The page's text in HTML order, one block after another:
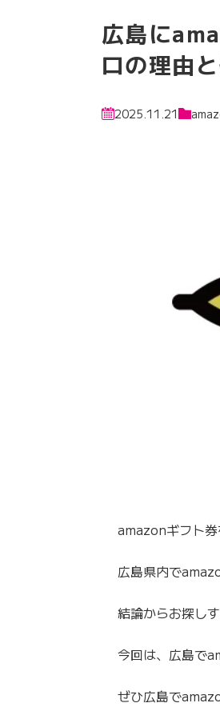
広島に
ロの理由
2025.11.21
amazonギフト
広島県内で
結論からお探しす
今回は、広島で
ぜひ広島で